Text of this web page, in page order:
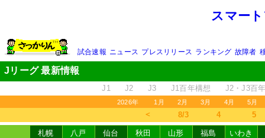
スマー
試合速報 ニュース プレスリリース ランキング 故障者
Jリーグ 最新情報
J1 J2 J3 J1百年構想 J2・J3百
2026年 1月 2月 3月 4月 5月
＜ 8/3 4 5
札幌 八戸 仙台 秋田 山形 福島
いわき